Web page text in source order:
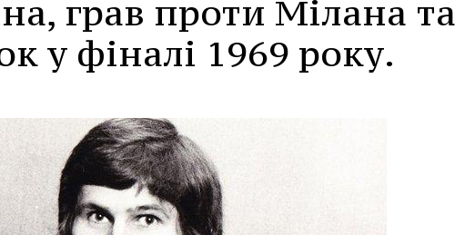
грав проти Мілана та
у фіналі 1969 року.